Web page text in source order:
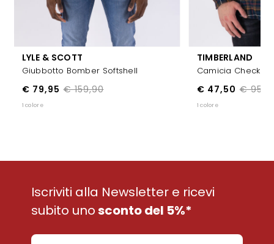
LYLE & SCOTT
Giubbotto Bomber Softshell
€ 159,90
€ 79,95
1 colore
TIMBERLAND
Camicia Check In
€
€ 47,50
1 colore
Iscriviti alla Newsletter e ricevi
subito unosconto del 5%*